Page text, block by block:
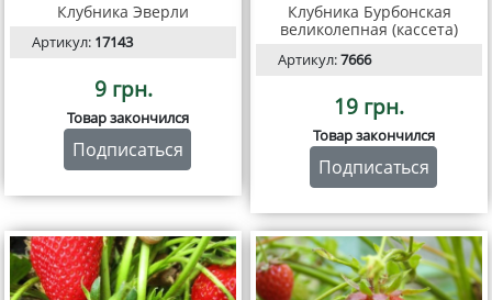
Клубника Эверли
Артикул: 17143
9 грн.
Товар закончился
Подписаться
Клубника Бурбонская
великолепная (кассета)
Артикул:7666
19 грн.
Товар закончился
Подписаться